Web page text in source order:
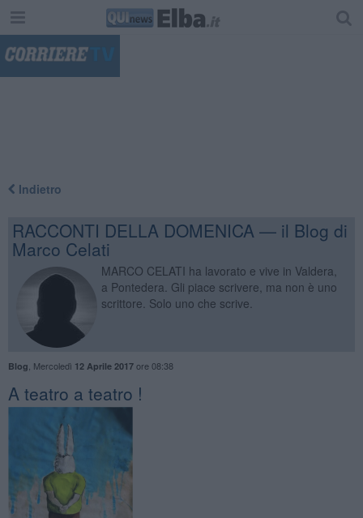
Indietro
RACCONTI DELLA DOMENICA — il Blog di
Marco Celati
MARCO CELATI ha lavorato e vive in Valdera,
a Pontedera. Gli piace scrivere, ma non è uno
scrittore. Solo uno che scrive.
Blog Mercoledì 12 Aprile 2017ore 08:38
A teatro a teatro !